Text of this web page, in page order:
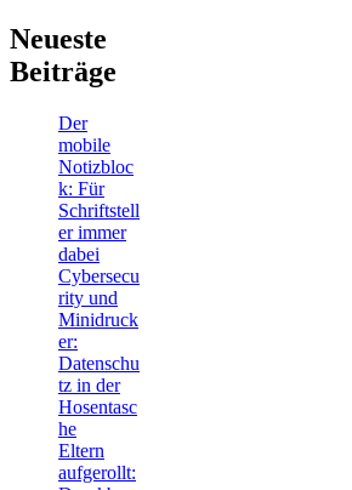
Neueste
Beiträge
Der
mobile
Notizbloc
k: Für
Schriftstell
er immer
dabei
Cybersecu
rity und
Minidruck
er:
Datenschu
tz in der
Hosentasc
he
Eltern
aufgerollt: